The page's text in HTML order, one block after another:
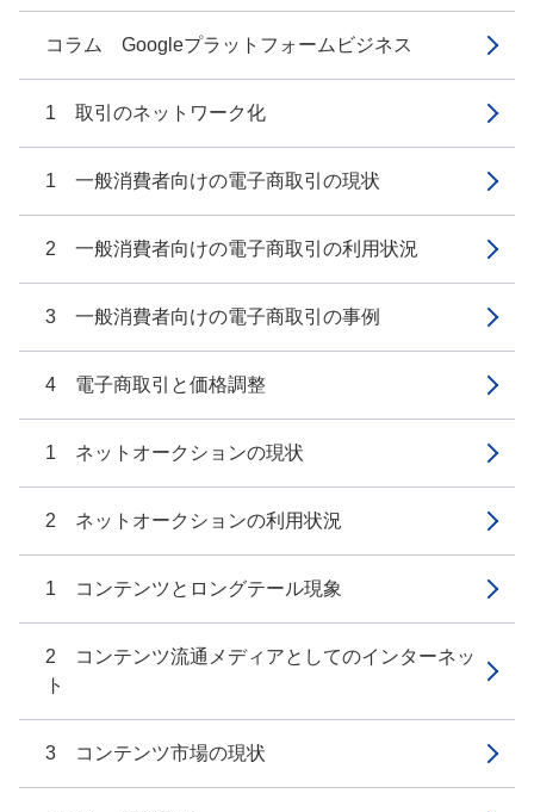
コラム Googleプラットフォームビジネス
1 取引のネットワーク化
1 一般消費者向けの電子商取引の現状
2 一般消費者向けの電子商取引の利用状況
3 一般消費者向けの電子商取引の事例
4 電子商取引と価格調整
1 ネットオークションの現状
2 ネットオークションの利用状況
1 コンテンツとロングテール現象
2 コンテンツ流通メディアとしてのインターネッ
ト
3 コンテンツ市場の現状